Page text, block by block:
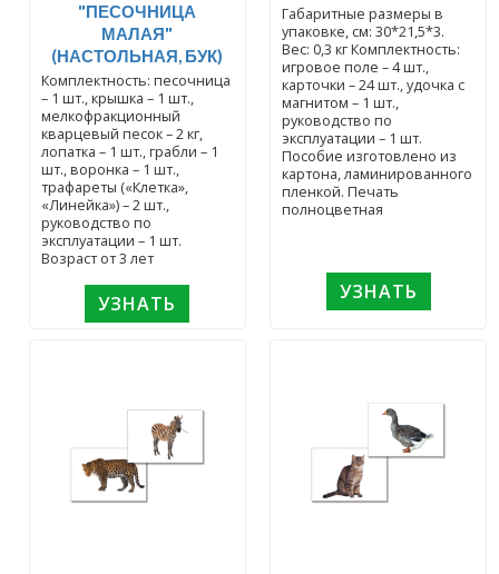
"ПЕСОЧНИЦА
МАЛАЯ"
(НАСТОЛЬНАЯ, БУК)
Комплектность: песочница
– 1 шт., крышка – 1 шт.,
мелкофракционный
кварцевый песок – 2 кг,
лопатка – 1 шт., грабли – 1
шт., воронка – 1 шт.,
трафареты («Клетка»,
«Линейка») – 2 шт.,
руководство по
эксплуатации – 1 шт.
Возраст от 3 лет
УЗНАТЬ
Габаритные размеры в
упаковке, см: 30*21,5*3.
Вес: 0,3 кг Комплектность:
игровое поле – 4 шт.,
карточки – 24 шт., удочка с
магнитом – 1 шт.,
руководство по
эксплуатации – 1 шт.
Пособие изготовлено из
картона, ламинированного
пленкой. Печать
полноцветная
УЗНАТЬ